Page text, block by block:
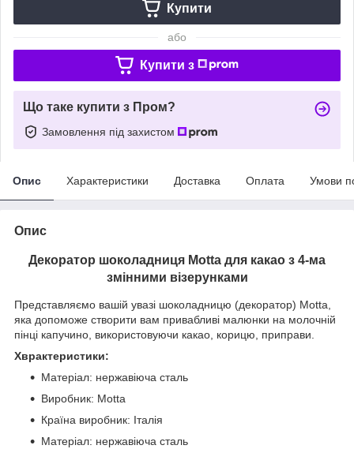
Купити
або
Купити з
Що таке купити з Пром?
Замовлення під захистом
Опис Характеристики Доставка Оплата Умови
Опис
Декоратор шоколадниця Motta для какао з 4-ма
змінними візерунками
Представляємо вашій увазі шоколадницю (декоратор) Motta,
яка допоможе створити вам привабливі малюнки на молочній
пінці капучино, використовуючи какао, корицю, приправи.
Хврактеристики:
Матеріал: нержавіюча сталь
Виробник: Motta
Країна виробник: Італія
Матеріал: нержавіюча сталь